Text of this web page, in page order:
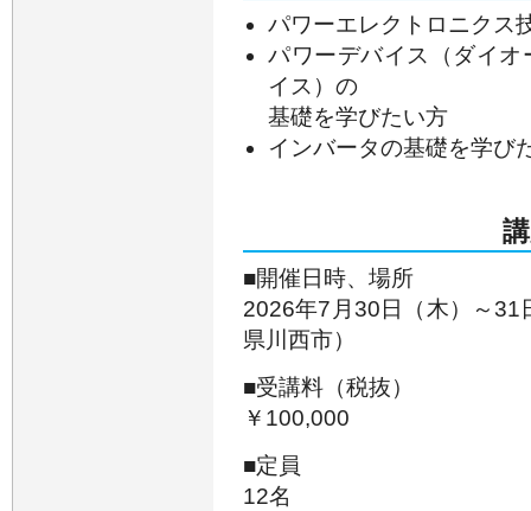
パワーエレクトロニクス
パワーデバイス（ダイ
イス）の
基礎を学びたい方
インバータの基礎を学び
■開催日時、場所
2026年7月30日（木）～31
県川西市）
■受講料（税抜）
￥100,000
■定員
12名